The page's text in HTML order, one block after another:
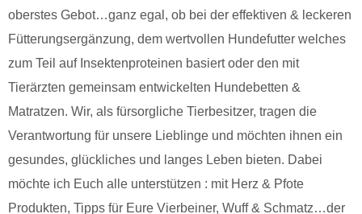
oberstes Gebot…ganz egal, ob bei der effektiven & leckeren
Fütterungsergänzung, dem wertvollen Hundefutter welches
zum Teil auf Insektenproteinen basiert oder den mit
Tierärzten gemeinsam entwickelten Hundebetten &
Matratzen. Wir, als fürsorgliche Tierbesitzer, tragen die
Verantwortung für unsere Lieblinge und möchten ihnen ein
gesundes, glückliches und langes Leben bieten. Dabei
möchte ich Euch alle unterstützen : mit Herz & Pfote
Produkten, Tipps für Eure Vierbeiner, Wuff & Schmatz…der